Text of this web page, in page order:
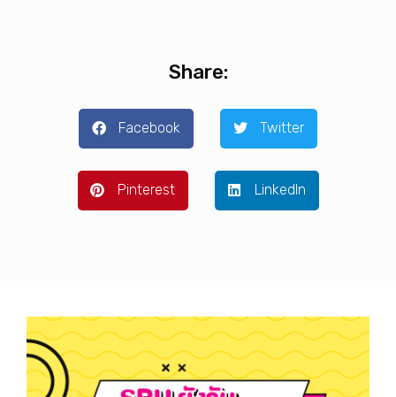
Share:
Facebook Twitter
Pinterest LinkedIn